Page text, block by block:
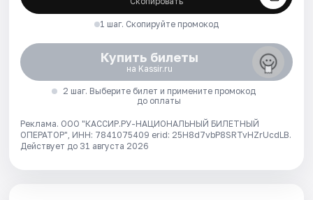
1 шаг. Скопируйте промокод
Купить билеты
на Kassir.ru
2 шаг. Выберите билет и примените промокод
до оплаты
Реклама. ООО "КАССИР.РУ-НАЦИОНАЛЬНЫЙ БИЛЕТНЫЙ
ОПЕРАТОР", ИНН: 7841075409 erid: 25H8d7vbP8SRTvHZrUcdLB.
Действует до 31 августа 2026